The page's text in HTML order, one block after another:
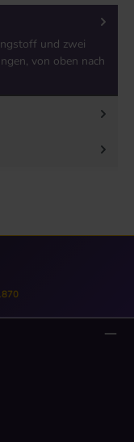
und zwei
von oben nach